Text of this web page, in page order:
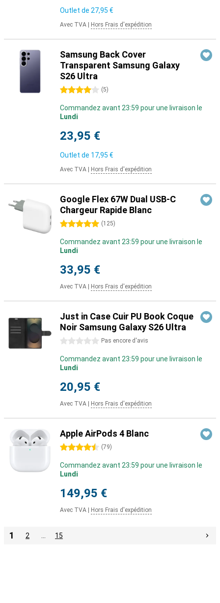
Outlet de 27,95 €
Avec TVA Hors Frais d'expédition
Samsung Back Cover
Transparent Samsung Galaxy
S26 Ultra
4 étoiles (5)
Commandez avant 23:59 pour une livraison le
Lundi
23,95 €
Outlet de 17,95 €
Avec TVA Hors Frais d'expédition
Google Flex 67W Dual USB-C
Chargeur Rapide Blanc
5 étoiles (125)
Commandez avant 23:59 pour une livraison le
Lundi
33,95 €
Avec TVA Hors Frais d'expédition
Just in Case Cuir PU Book Coque
Noir Samsung Galaxy S26 Ultra
0 étoiles Pas encore d'avis
Commandez avant 23:59 pour une livraison le
Lundi
20,95 €
Avec TVA Hors Frais d'expédition
Apple AirPods 4 Blanc
4.5 étoiles (79)
Commandez avant 23:59 pour une livraison le
Lundi
149,95 €
Avec TVA Hors Frais d'expédition
1 2 15